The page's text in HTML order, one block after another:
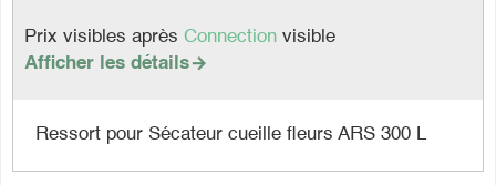
Prix visibles après Connection visible
Afficher les détails
Ressort pour Sécateur cueille fleurs ARS 300 L